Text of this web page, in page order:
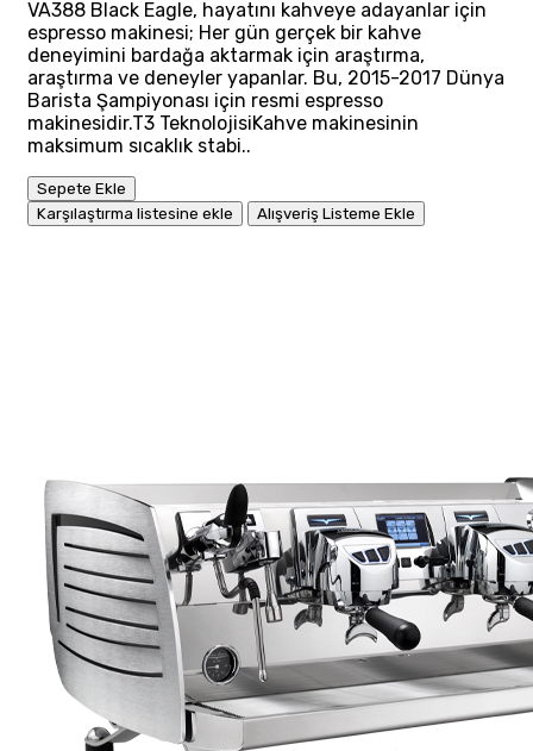
VA388 Black Eagle, hayatını kahveye adayanlar için
espresso makinesi; Her gün gerçek bir kahve
deneyimini bardağa aktarmak için araştırma,
araştırma ve deneyler yapanlar. Bu, 2015-2017 Dünya
Barista Şampiyonası için resmi espresso
makinesidir.T3 TeknolojisiKahve makinesinin
maksimum sıcaklık stabi..
Sepete Ekle
Karşılaştırma listesine ekle
Alışveriş Listeme Ekle